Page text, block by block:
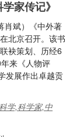
家传记》
肖斌）《中外著
北京召开。该书
袂策划、历经6
来《人物评
发展作出卓越贡
学,科学家,中